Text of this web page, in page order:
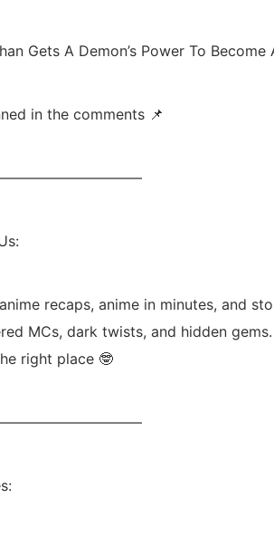
Gets A Demon’s Power To
in the comments 📌
recaps, anime in minutes, and
MCs, dark twists, and hidden
right place 🤓